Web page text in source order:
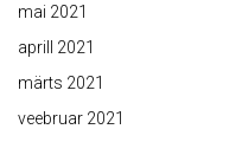
mai 2021
aprill 2021
märts 2021
veebruar 2021